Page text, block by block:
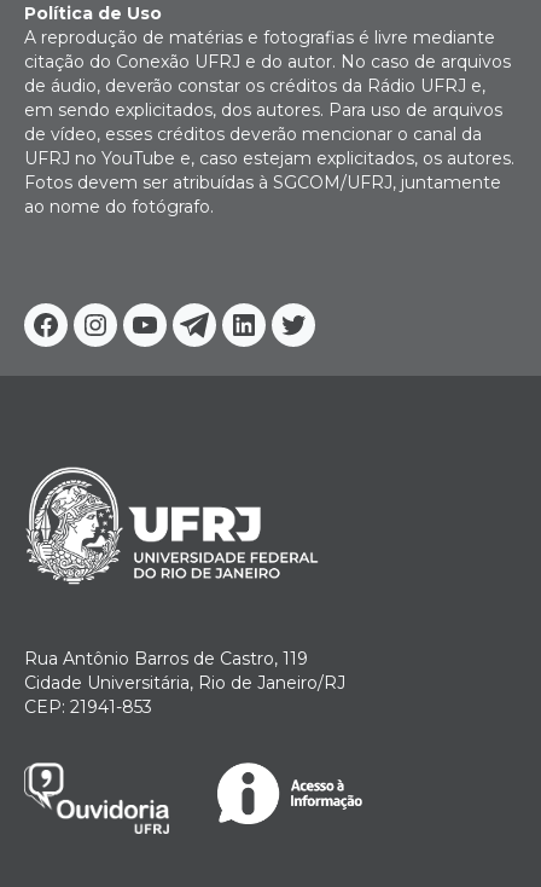
Facebook
Instagram
YoutubeTelegram
Linkedin
Twitter
Política de Uso
A reprodução de matérias e fotografias é livre mediante
citação do Conexão UFRJ e do autor. No caso de arquivos
de áudio, deverão constar os créditos da Rádio UFRJ e,
em sendo explicitados, dos autores. Para uso de arquivos
de vídeo, esses créditos deverão mencionar o canal da
UFRJ no YouTube e, caso estejam explicitados, os autores.
Fotos devem ser atribuídas à SGCOM/UFRJ, juntamente
ao nome do fotógrafo.
Rua Antônio Barros de Castro, 119
Cidade Universitária, Rio de Janeiro/RJ
CEP: 21941-853